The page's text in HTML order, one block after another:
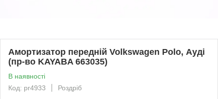
Амортизатор передній Volkswagen Polo, Ауді
(пр-во KAYABA 663035)
В наявності
Код: pr4933
Роздріб